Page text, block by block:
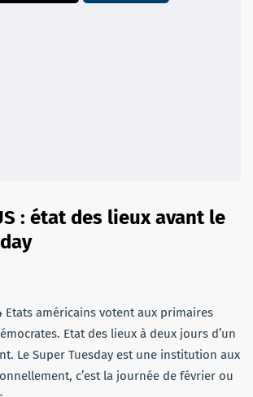
: état des lieux avant le
Etats américains votent aux primaires
Etat des lieux à deux jours d’un
Le Super Tuesday est une institution aux
c’est la journée de février ou